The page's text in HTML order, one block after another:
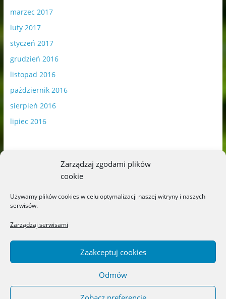
Zarządzaj zgodami plików
cookie
Używamy plików cookies w celu optymalizacji naszej witryny i naszych
serwisów.
Zarządzaj serwisami
Zaakceptuj cookies
Odmów
marzec 2017
luty 2017
styczeń 2017
grudzień 2016
listopad 2016
październik 2016
sierpień 2016
lipiec 2016
Blog o książkach dla dzieci i młodzieży –
recenzje i rekomendacje. All rights reserved.